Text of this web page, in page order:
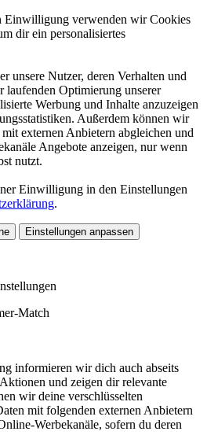
Einwilligung verwenden wir Cookies
dir ein personalisiertes
unsere Nutzer, deren Verhalten und
laufenden Optimierung unserer
Werbung und Inhalte anzuzeigen
Außerdem können wir
externen Anbietern abgleichen und
Angebote anzeigen, nur wenn
nutzt.
Einwilligung in den Einstellungen
.
Einstellungen anpassen
Match
informieren wir dich auch abseits
und zeigen dir relevante
wir deine verschlüsselten
mit folgenden externen Anbietern
Werbekanäle, sofern du deren